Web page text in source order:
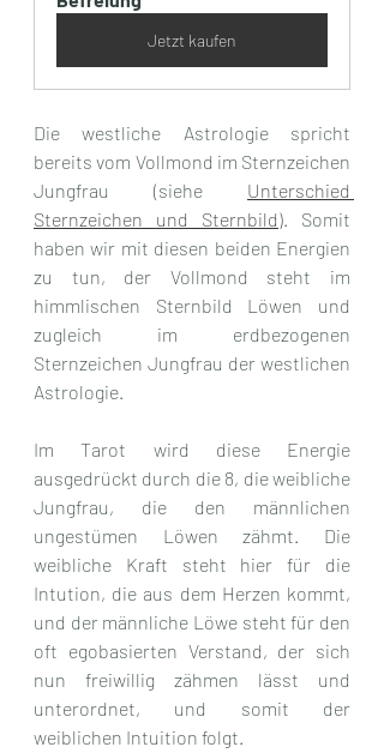
Jetzt kaufen
Die westliche Astrologie spricht
bereits vom Vollmond im Sternzeichen
Jungfrau (siehe Unterschied
Sternzeichen und Sternbild). Somit
haben wir mit diesen beiden Energien
zu tun, der Vollmond steht im
himmlischen Sternbild Löwen und
zugleich im erdbezogenen
Sternzeichen Jungfrau der westlichen
Astrologie.
Im Tarot wird diese Energie
ausgedrückt durch die 8, die weibliche
Jungfrau, die den männlichen
ungestümen Löwen zähmt. Die
weibliche Kraft steht hier für die
Intution, die aus dem Herzen kommt,
und der männliche Löwe steht für den
oft egobasierten Verstand, der sich
nun freiwillig zähmen lässt und
unterordnet, und somit der
weiblichen Intuition folgt.